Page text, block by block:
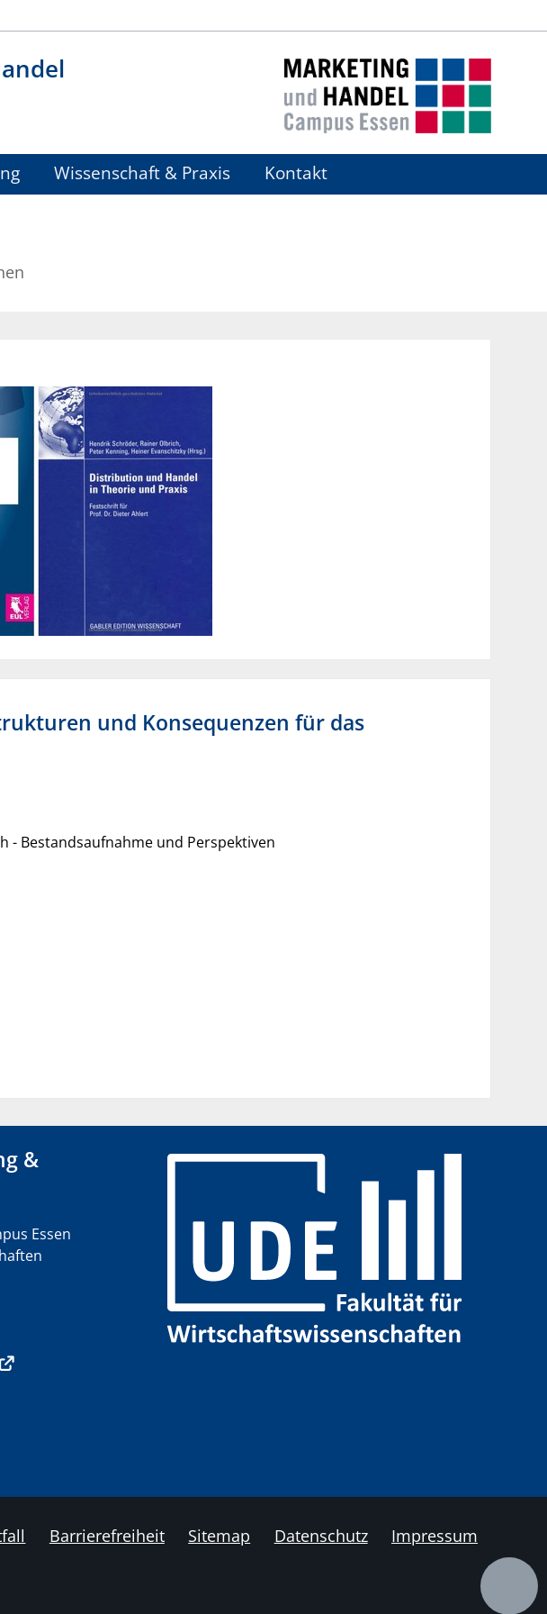
Wissenschaft & Praxis Kontakt
und Konsequenzen für das
- Bestandsaufnahme und Perspektiven
&
Essen
Barrierefreiheit Sitemap Datenschutz Impressum